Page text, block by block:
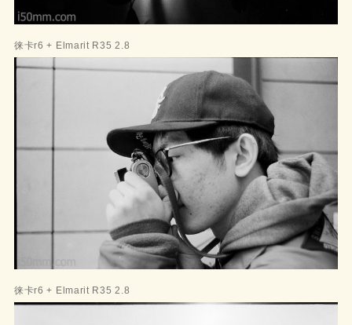
徕卡r6 + Elmarit R35 2.8
徕卡r6 + Elmarit R35 2.8